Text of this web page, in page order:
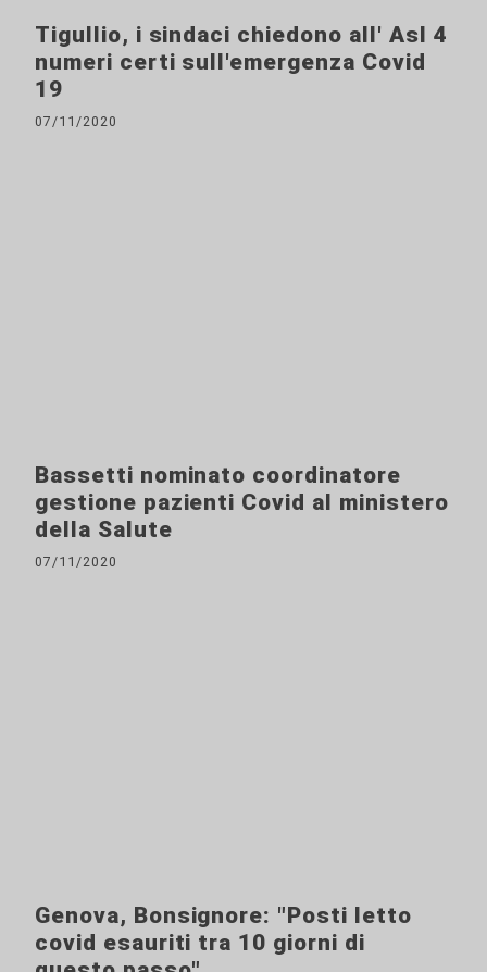
Tigullio, i sindaci chiedono all' Asl 4
numeri certi sull'emergenza Covid
19
07/11/2020
Bassetti nominato coordinatore
gestione pazienti Covid al ministero
della Salute
07/11/2020
Genova, Bonsignore: "Posti letto
covid esauriti tra 10 giorni di